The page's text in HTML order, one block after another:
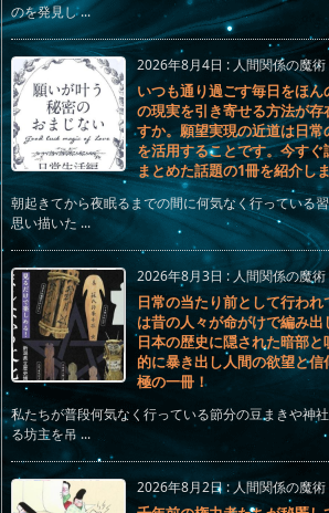
のを発見し ...
2026年8月4日 :人間関係の魔
いつも通り過ごす毎日をほ
の現実を引き寄せる方法が
すか。願望実現の近道は日
を活用することです。今す
まとめた話題の1冊を紹介し
朝起きてから夜眠るまでの間に何気なく行っている習
思い描いた ...
2026年8月3日 :人間関係の魔
日常の当たり前として行わ
は昔の人々が命がけで編み出
日本の歴史に隠された暗部
的に暴き出し人間の欲望と
極の一冊！
私たちが普段何気なく行っている節分の豆まきや神
る坊主を吊 ...
2026年8月2日: 人間関係の魔